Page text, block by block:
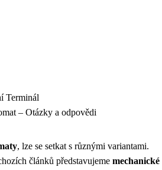
Terminál
– Otázky a odpovědi
, lze se setkat s různými variantami.
článků představujeme mechanické